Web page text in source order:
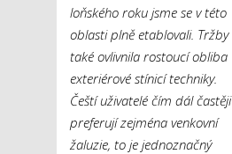
loňského roku jsme se v této
oblasti plně etablovali. Tržby
také ovlivnila rostoucí obliba
exteriérové stínicí techniky.
Čeští uživatelé čím dál častěji
preferují zejména venkovní
žaluzie, to je jednoznačný